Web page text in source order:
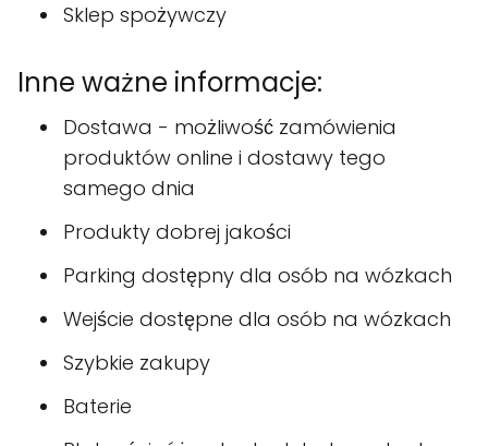
Sklep spożywczy
Inne ważne informacje:
Dostawa - możliwość zamówienia
produktów online i dostawy tego
samego dnia
Produkty dobrej jakości
Parking dostępny dla osób na wózkach
Wejście dostępne dla osób na wózkach
Szybkie zakupy
Baterie